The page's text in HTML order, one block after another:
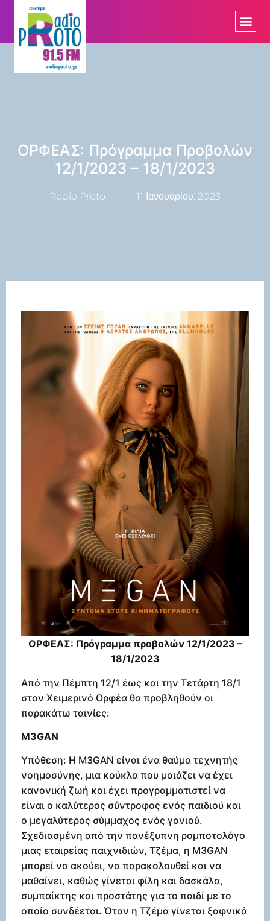
ΟΡΦΕΑΣ: Πρόγραμμα Προβολών
12/1/2023 – 18/1/2023
Radio Proto 11 Ιανουαρίου, 2023
ΟΡΦΕΑΣ: Πρόγραμμα προβολών 12/1/2023 –
18/1/2023
Από την Πέμπτη 12/1 έως και την Τετάρτη 18/1
στον Χειμερινό Ορφέα θα προβληθούν οι
παρακάτω ταινίες:
M3GAN
Υπόθεση: Η M3GAN είναι ένα θαύμα τεχνητής
νοημοσύνης, μια κούκλα που μοιάζει να έχει
κανονική ζωή και έχει προγραμματιστεί να
είναι ο καλύτερος σύντροφος ενός παιδιού και
ο μεγαλύτερος σύμμαχος ενός γονιού.
Σχεδιασμένη από την πανέξυπνη ρομποτολόγο
μιας εταιρείας παιχνιδιών, Τζέμα, η M3GAN
μπορεί να ακούει, να παρακολουθεί και να
μαθαίνει, καθώς γίνεται φίλη και δασκάλα,
συμπαίκτης και προστάτης για το παιδί με το
οποίο συνδέεται. Όταν η Τζέμα γίνεται ξαφνικά